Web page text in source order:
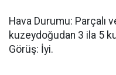
Hava Durumu: Parçalı
kuzeydoğudan 3 ila 5
Görüş: İyi.